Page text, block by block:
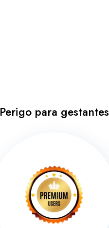
Perigo para gestantes